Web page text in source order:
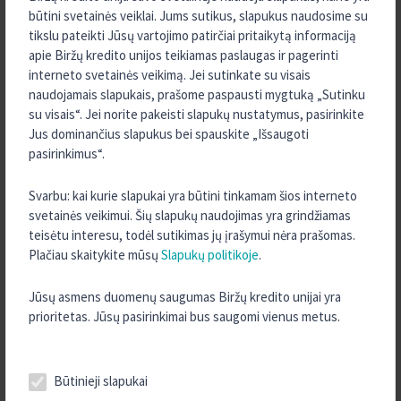
būtini svetainės veiklai. Jums sutikus, slapukus naudosime su
tikslu pateikti Jūsų vartojimo patirčiai pritaikytą informaciją
apie Biržų kredito unijos teikiamas paslaugas ir pagerinti
interneto svetainės veikimą. Jei sutinkate su visais
naudojamais slapukais, prašome paspausti mygtuką „Sutinku
su visais“. Jei norite pakeisti slapukų nustatymus, pasirinkite
Jus dominančius slapukus bei spauskite „Išsaugoti
pasirinkimus“.
Svarbu: kai kurie slapukai yra būtini tinkamam šios interneto
svetainės veikimui. Šių slapukų naudojimas yra grindžiamas
teisėtu interesu, todėl sutikimas jų įrašymui nėra prašomas.
Plačiau skaitykite mūsų Slapukų politikoje.
Jūsų asmens duomenų saugumas Biržų kredito unijai yra
prioritetas. Jūsų pasirinkimai bus saugomi vienus metus.
Būtinieji slapukai
2024 m. Gruodis
2024 m. Spalis
2024 m. Rugsėjis
2024 m. Rugpjūtis
2024 m. Gegužė
2023 m. Gruodis
2023 m. Rugpjūtis
2023 m. Liepa
2023 m. Birželis
2022 m. Gruodis
2022 m. Lapkritis
2022 m. Rugpjūtis